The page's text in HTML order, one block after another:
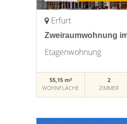
Erfurt
Zweiraumwohnung
Etagenwohnung
55,15 m²
WOHNFLÄCHE
2
ZIMMER